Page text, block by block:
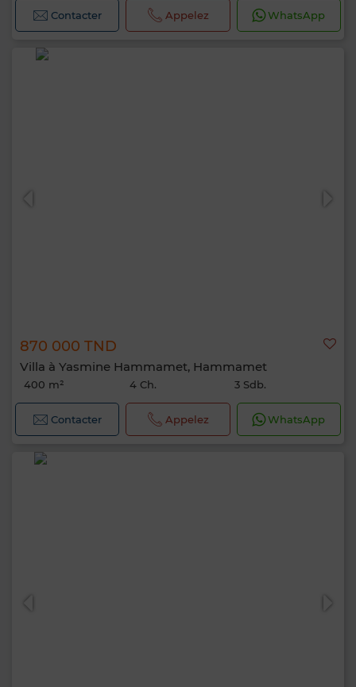
Contacter Appelez WhatsApp
870 000 TND
Villa à Yasmine Hammamet, Hammamet
400 m² 4 Ch. 3 Sdb.
Contacter Appelez WhatsApp